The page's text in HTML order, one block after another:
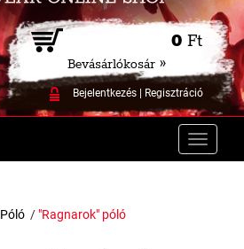
0 Ft
Bevásárlókosár »
Bejelentkezés| Regisztráció
Toggle
Póló / "Ragnarok" póló